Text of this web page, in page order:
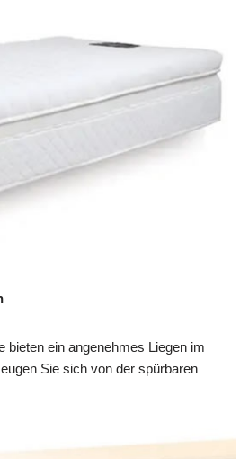
bieten ein angenehmes Liegen im
Sie sich von der spürbaren